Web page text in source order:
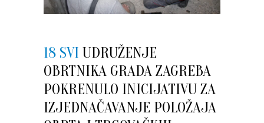
18 SVI UDRUŽENJE
OBRTNIKA GRADA ZAGREBA
POKRENULO INICIJATIVU ZA
IZJEDNAČAVANJE POLOŽAJA